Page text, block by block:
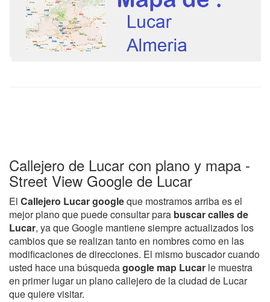
Callejero de Lucar con plano y mapa -
Street View Google de Lucar
El Callejero Lucar googleque mostramos arriba es el
mejor plano que puede consultar para buscar calles de
Lucar, ya que Google mantiene siempre actualizados los
cambios que se realizan tanto en nombres como en las
modificaciones de direcciones. El mismo buscador cuando
usted hace una búsquedagoogle map Lucar le muestra
en primer lugar un plano callejero de la ciudad de Lucar
que quiere visitar.